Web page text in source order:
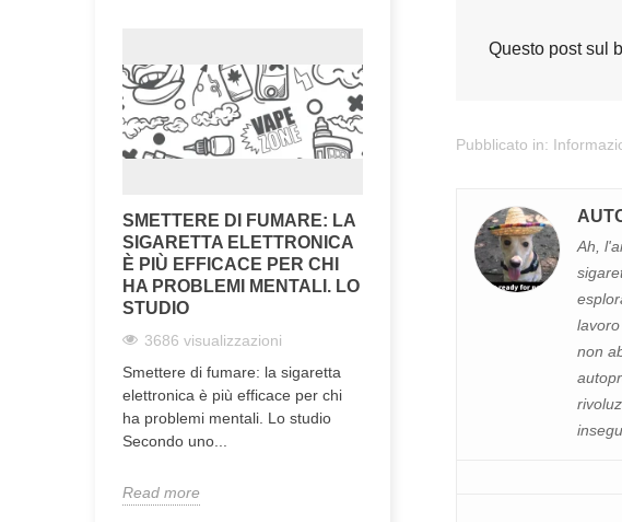
SMETTERE DI FUMARE: LA
SIGARETTA ELETTRONICA
È PIÙ EFFICACE PER CHI
HA PROBLEMI MENTALI. LO
STUDIO
3686 visualizzazioni
Smettere di fumare: la sigaretta
elettronica è più efficace per chi
ha problemi mentali. Lo studio
Secondo uno...
Read more
Questo post sul
Pubblicato in:
Ah,
non